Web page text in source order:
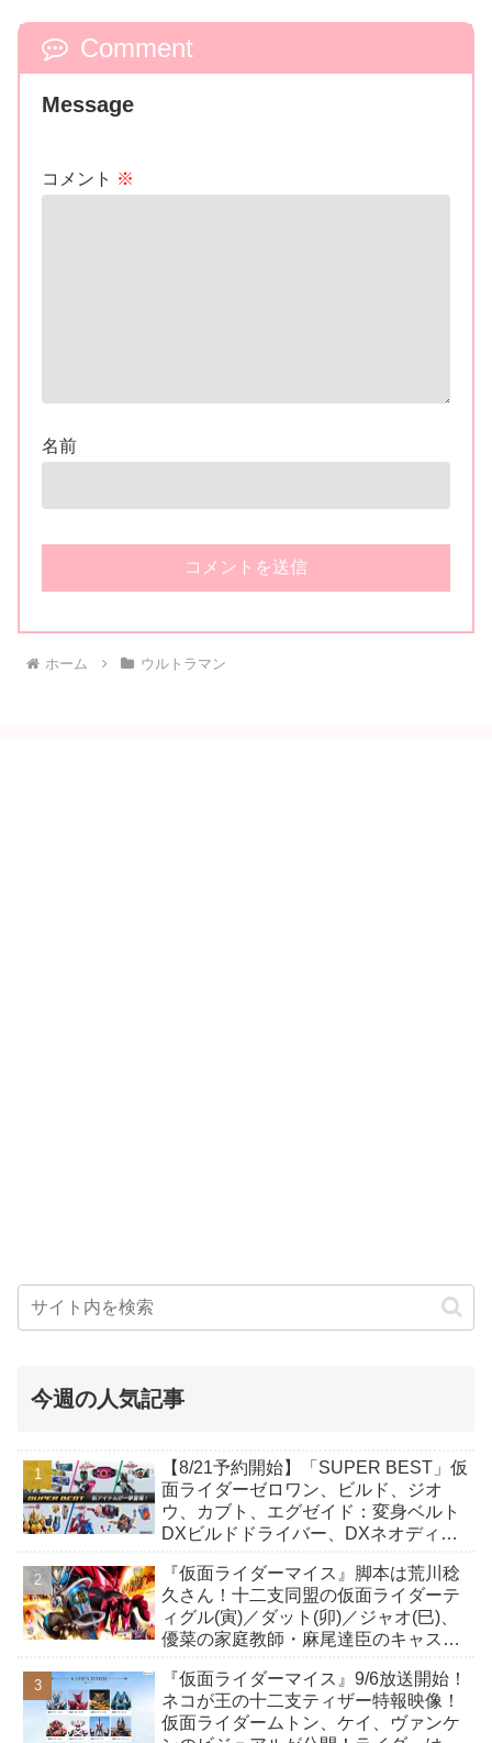
Comment
Message
コメント ※
名前
ホーム ウルトラマン
今週の人気記事
【8/21予約開始】「SUPER BEST」仮
面ライダーゼロワン、ビルド、ジオ
ウ、カブト、エグゼイド：変身ベルト
DXビルドドライバー、DXネオディケ
か12点！
『仮面ライダーマイス』脚本は荒川稔
久さん！十二支同盟の仮面ライダーテ
ィグル(寅)／ダット(卯)／ジャオ(巳)、
優菜の家庭教師・麻尾達臣のキャスト
んも変身！
『仮面ライダーマイス』9/6放送開始！
ネコが王の十二支ティザー特報映像！
仮面ライダームトン、ケイ、ヴァンケ